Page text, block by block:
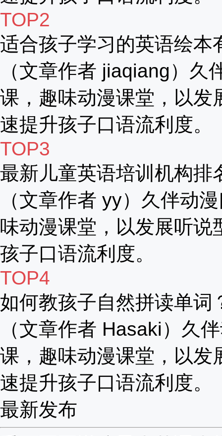
TOP2
适合孩子学习的英语绘本
（文章作者 jiaqiang）
课，趣味动漫课堂，以发
速提升孩子口语流利度。
TOP3
最新儿童英语培训机构排
（文章作者 yy）久伴动
味动漫课堂，以发展听说
孩子口语流利度。
TOP4
如何教孩子自然拼读单词
（文章作者 Hasaki）久
课，趣味动漫课堂，以发
速提升孩子口语流利度。
最新发布